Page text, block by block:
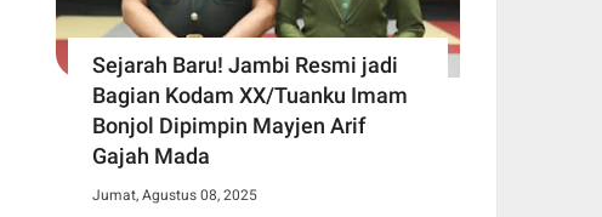
Sejarah Baru! Jambi Resmi jadi
Bagian Kodam XX/Tuanku Imam
Bonjol Dipimpin Mayjen Arif
Gajah Mada
Jumat, Agustus 08, 2025